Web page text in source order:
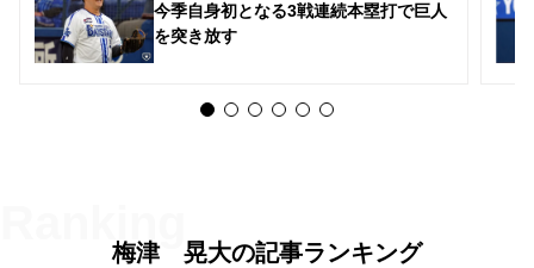
今季自身初となる3戦連続本塁打で巨人
を突き放す
梅津 晃大の記事ランキング